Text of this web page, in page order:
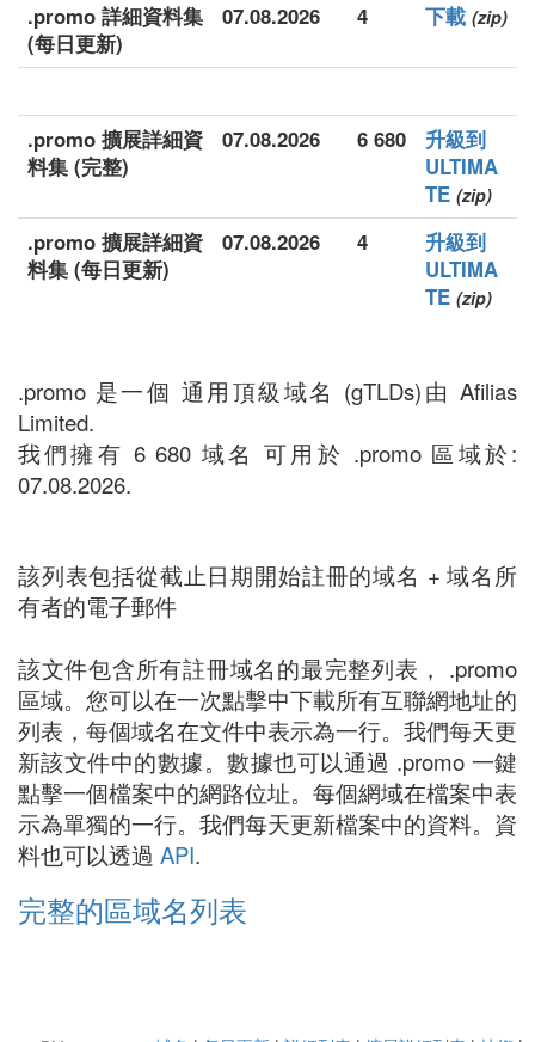
.promo 詳細資料集
(每日更新)
07.08.2026 4 下載 (zip)
.promo 擴展詳細資
料集 (完整)
07.08.2026 6 680
升級到
ULTIMA
TE (zip)
.promo 擴展詳細資
料集 (每日更新)
07.08.2026 4
升級到
ULTIMA
TE (zip)
.promo 是一個 通用頂級域名 (gTLDs)由 Afilias
Limited.
我們擁有 6 680 域名 可用於 .promo 區域於:
07.08.2026.
該列表包括從截止日期開始註冊的域名 + 域名所
有者的電子郵件
該文件包含所有註冊域名的最完整列表， .promo
區域。您可以在一次點擊中下載所有互聯網地址的
列表，每個域名在文件中表示為一行。我們每天更
新該文件中的數據。數據也可以通過 .promo 一鍵
點擊一個檔案中的網路位址。每個網域在檔案中表
示為單獨的一行。我們每天更新檔案中的資料。資
料也可以透過 API.
完整的區域名列表